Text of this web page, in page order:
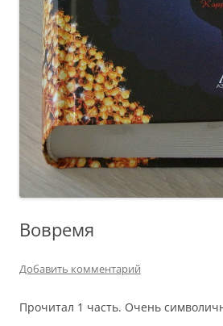
Вовремя
Добавить комментарий
Прочитал 1 часть. Очень